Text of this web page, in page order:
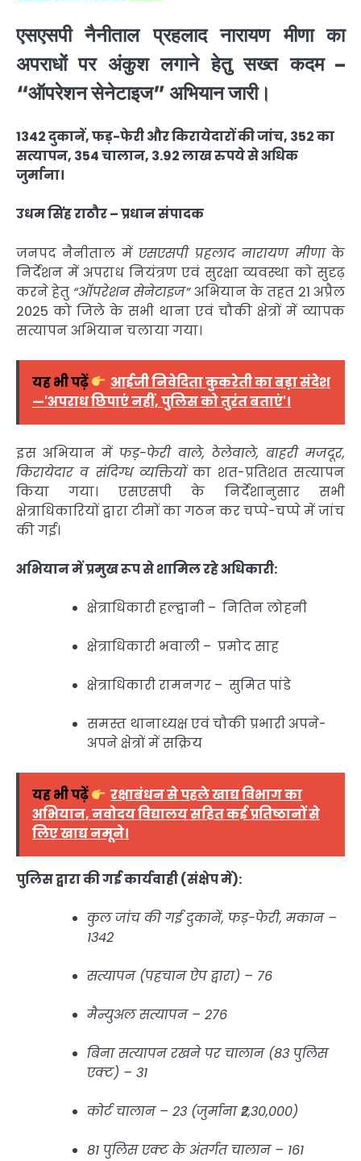
एसएसपी नैनीताल प्रहलाद नारायण मीणा का
अपराधों पर अंकुश लगाने हेतु सख्त कदम –
“ऑपरेशन सेनेटाइज” अभियान जारी।
1342 दुकानें, फड़-फेरी और किरायेदारों की जांच, 352 का
सत्यापन, 354 चालान, 3.92 लाख रुपये से अधिक
जुर्माना।
उधम सिंह राठौर – प्रधान संपादक
जनपद नैनीताल में एसएसपी प्रहलाद नारायण मीणाके
निर्देशन में अपराध नियंत्रण एवं सुरक्षा व्यवस्था को सुदृढ़
करने हेतु “ऑपरेशन सेनेटाइज”अभियान के तहत 21 अप्रैल
2025 को जिले के सभी थाना एवं चौकी क्षेत्रों में व्यापक
सत्यापन अभियान चलाया गया।
यह भी पढ़ें
आईजी निवेदिता कुकरेती का बड़ा संदेश
—'अपराध छिपाएं नहीं, पुलिस को तुरंत बताएं'।
इस अभियान में फड़-फेरी वाले, ठेलेवाले, बाहरी मजदूर,
किरायेदार व संदिग्ध व्यक्तियोंका शत-प्रतिशत सत्यापन
किया गया। एसएसपी के निर्देशानुसार सभी
क्षेत्राधिकारियों द्वारा टीमों का गठन कर चप्पे-चप्पे में जांच
की गई।
अभियान में प्रमुख रूप से शामिल रहे अधिकारी:
क्षेत्राधिकारी हल्द्वानी – नितिन लोहनी
क्षेत्राधिकारी भवाली – प्रमोद साह
क्षेत्राधिकारी रामनगर – सुमित पांडे
समस्त थानाध्यक्ष एवं चौकी प्रभारी अपने-
अपने क्षेत्रों में सक्रिय
यह भी पढ़ें
रक्षाबंधन से पहले खाद्य विभाग का
अभियान, नवोदय विद्यालय सहित कई प्रतिष्ठानों से
लिए खाद्य नमूने।
पुलिस द्वारा की गई कार्यवाही (संक्षेप में):
कुल जांच की गई दुकानें, फड़-फेरी, मकान –
1342
सत्यापन (पहचान ऐप द्वारा) – 76
मैन्युअल सत्यापन – 276
बिना सत्यापन रखने पर चालान (83 पुलिस
एक्ट) – 31
कोर्ट चालान – 23 (जुर्माना ₹2,30,000)
81 पुलिस एक्ट के अंतर्गत चालान – 161